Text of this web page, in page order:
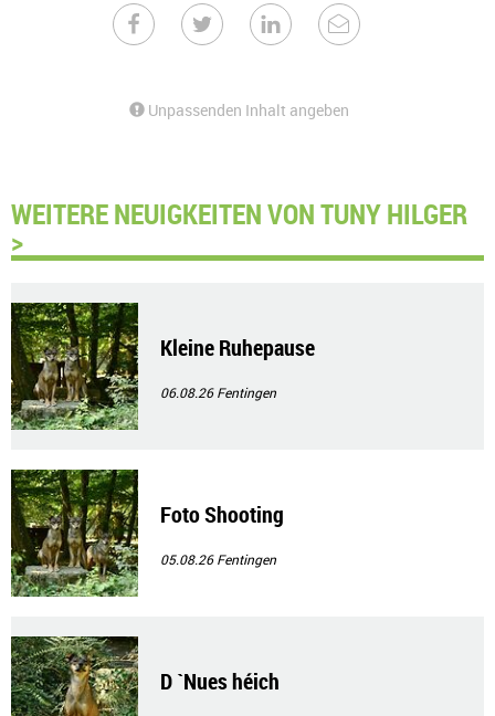
Unpassenden Inhalt angeben
WEITERE NEUIGKEITEN VON TUNY HILGER
>
Kleine Ruhepause
06.08.26Fentingen
Foto Shooting
05.08.26Fentingen
D `Nues héich